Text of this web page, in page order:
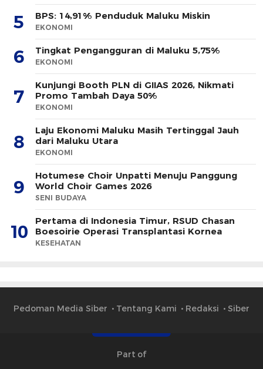
5 BPS: 14,91% Penduduk Maluku Miskin
EKONOMI
6 Tingkat Pengangguran di Maluku 5,75%
EKONOMI
7
Kunjungi Booth PLN di GIIAS 2026, Nikmati
Promo Tambah Daya 50%
EKONOMI
8
Laju Ekonomi Maluku Masih Tertinggal Jauh
dari Maluku Utara
EKONOMI
9
Hotumese Choir Unpatti Menuju Panggung
World Choir Games 2026
SENI BUDAYA
10
Pertama di Indonesia Timur, RSUD Chasan
Boesoirie Operasi Transplantasi Kornea
KESEHATAN
Pedoman Media Siber Tentang Kami Redaksi Siber
Part of